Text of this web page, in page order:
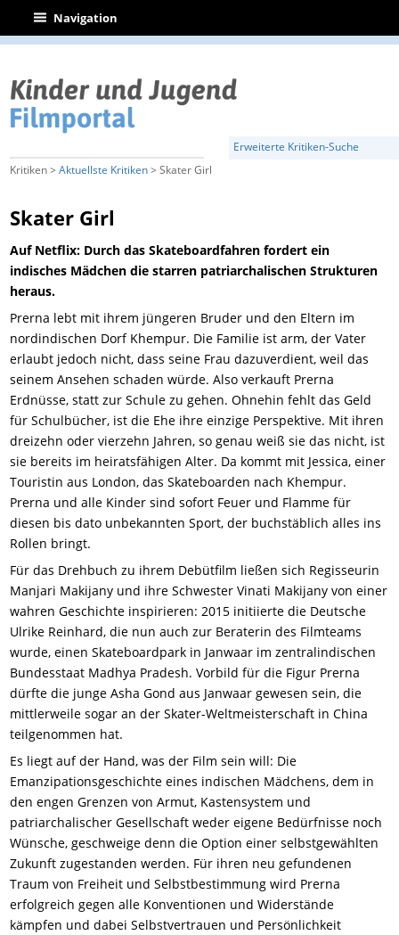
| Navigation
Erweiterte Kritiken-Suche
Kritiken >Aktuellste Kritiken> Skater Girl
Skater Girl
Auf Netflix: Durch das Skateboardfahren fordert ein
indisches Mädchen die starren patriarchalischen Strukturen
heraus.
Prerna lebt mit ihrem jüngeren Bruder und den Eltern im
nordindischen Dorf Khempur. Die Familie ist arm, der Vater
erlaubt jedoch nicht, dass seine Frau dazuverdient, weil das
seinem Ansehen schaden würde. Also verkauft Prerna
Erdnüsse, statt zur Schule zu gehen. Ohnehin fehlt das Geld
für Schulbücher, ist die Ehe ihre einzige Perspektive. Mit ihren
dreizehn oder vierzehn Jahren, so genau weiß sie das nicht, ist
sie bereits im heiratsfähigen Alter. Da kommt mit Jessica, einer
Touristin aus London, das Skateboarden nach Khempur.
Prerna und alle Kinder sind sofort Feuer und Flamme für
diesen bis dato unbekannten Sport, der buchstäblich alles ins
Rollen bringt.
Für das Drehbuch zu ihrem Debütfilm ließen sich Regisseurin
Manjari Makijany und ihre Schwester Vinati Makijany von einer
wahren Geschichte inspirieren: 2015 initiierte die Deutsche
Ulrike Reinhard, die nun auch zur Beraterin des Filmteams
wurde, einen Skateboardpark in Janwaar im zentralindischen
Bundesstaat Madhya Pradesh. Vorbild für die Figur Prerna
dürfte die junge Asha Gond aus Janwaar gewesen sein, die
mittlerweile sogar an der Skater-Weltmeisterschaft in China
teilgenommen hat.
Es liegt auf der Hand, was der Film sein will: Die
Emanzipationsgeschichte eines indischen Mädchens, dem in
den engen Grenzen von Armut, Kastensystem und
patriarchalischer Gesellschaft weder eigene Bedürfnisse noch
Wünsche, geschweige denn die Option einer selbstgewählten
Zukunft zugestanden werden. Für ihren neu gefundenen
Traum von Freiheit und Selbstbestimmung wird Prerna
erfolgreich gegen alle Konventionen und Widerstände
kämpfen und dabei Selbstvertrauen und Persönlichkeit